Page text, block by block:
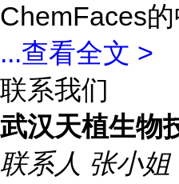
ChemFaces
...查看全文 >
联系我们
武汉天植生物
联系人 张小姐